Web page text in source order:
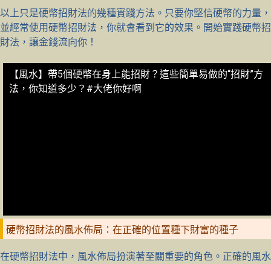
以上只是硬幣招財法的幾種實踐方法。只要你堅信硬幣的力量，
並經常使用硬幣招財法，你就會看到它的效果。開始實踐硬幣招
財法，讓金錢流向你！
【風水】帶5個硬幣在身上能招財？這些簡單易做的“招財”方
法，你知道多少？#大佬你好啊
硬幣招財法的風水佈局：在正確的位置種下財富的種子
在硬幣招財法中，風水佈局扮演著至關重要的角色。正確的風水